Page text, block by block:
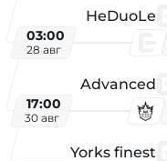
HeDuoLe
03:00
28 авг
Advanced
17:00
30 авг
Yorks finest